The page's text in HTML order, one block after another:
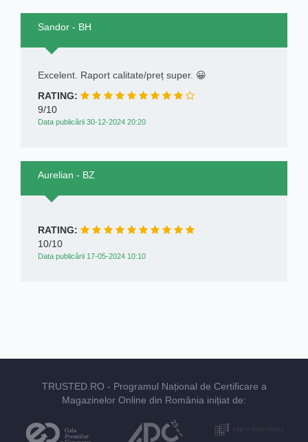
Sandor - BH
Excelent. Raport calitate/preț super. 😀
RATING:
9/10
Data publicării 30-12-2024 20:20
Aurelian - BZ
RATING:
10/10
Data publicării 17-05-2024 10:10
TRUSTED.RO - Programul Național de Certificare a
Magazinelor Online din România inițiat de: